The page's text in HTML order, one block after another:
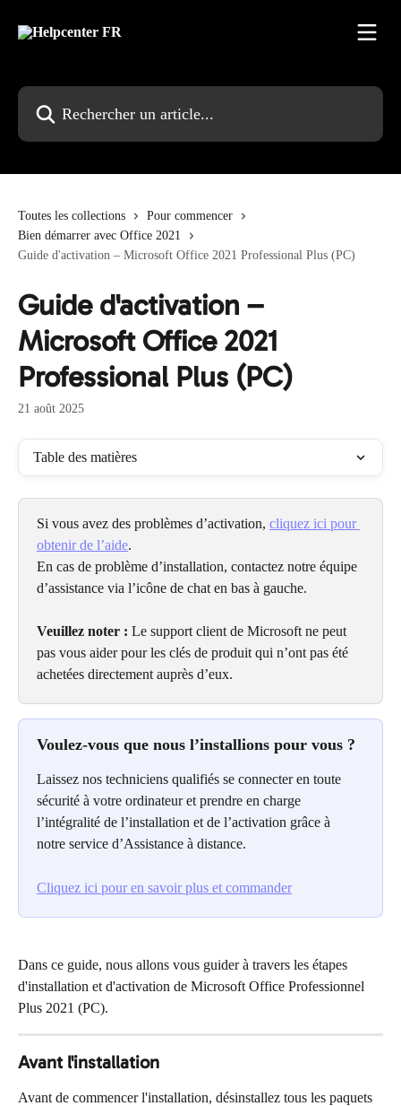
Rechercher un article...
Toutes les collections
Pour commencer
Bien démarrer avec Office 2021
Guide d'activation – Microsoft Office 2021 Professional Plus (PC)
Guide d'activation –
Microsoft Office 2021
Professional Plus (PC)
21 août 2025
Table des matières
Si vous avez des problèmes d’activation, cliquez ici pour
obtenir de l’aide.
En cas de problème d’installation, contactez notre équipe
d’assistance via l’icône de chat en bas à gauche.
Veuillez noter : Le support client de Microsoft ne peut
pas vous aider pour les clés de produit qui n’ont pas été
achetées directement auprès d’eux.
Voulez-vous que nous l’installions pour vous ?
Laissez nos techniciens qualifiés se connecter en toute
sécurité à votre ordinateur et prendre en charge
l’intégralité de l’installation et de l’activation grâce à
notre service d’Assistance à distance.
Cliquez ici pour en savoir plus et commander
Dans ce guide, nous allons vous guider à travers les étapes
d'installation et d'activation de Microsoft Office Professionnel
Plus 2021 (PC).
Avant l'installation
Avant de commencer l'installation, désinstallez tous les paquets